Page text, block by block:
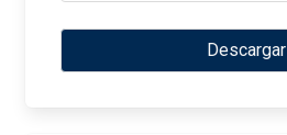
Descargar